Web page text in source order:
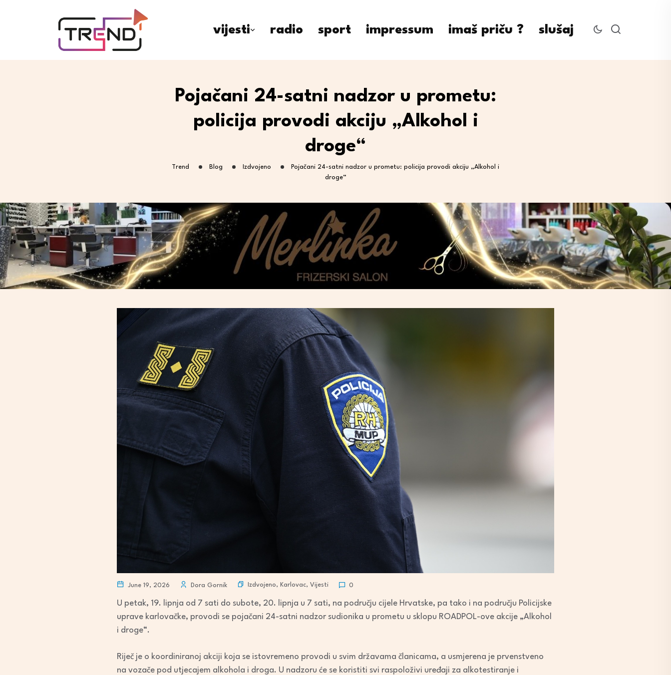
vijesti radio sport impressum imaš priču ? slušaj
Pojačani 24-satni nadzor u prometu:
policija provodi akciju „Alkohol i
droge“
Trend Blog Izdvojeno
Pojačani 24-satni nadzor u prometu: policija provodi akciju „Alkohol i
droge“
June 19, 2026 Dora Gornik Izdvojeno, Karlovac, Vijesti 0
U petak, 19. lipnja od 7 sati do subote, 20. lipnja u 7 sati, na području cijele Hrvatske, pa tako i na području Policijske
uprave karlovačke, provodi se pojačani 24-satni nadzor sudionika u prometu u sklopu ROADPOL-ove akcije „Alkohol
i droge“.
Riječ je o koordiniranoj akciji koja se istovremeno provodi u svim državama članicama, a usmjerena je prvenstveno
na vozače pod utjecajem alkohola i droga. U nadzoru će se koristiti svi raspoloživi uređaji za alkotestiranje i